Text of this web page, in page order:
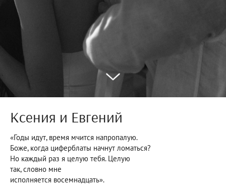
Ксения и Евгений
«Годы идут, время мчится напропалую.
Боже, когда циферблаты начнут ломаться?
Но каждый раз я целую тебя. Целую
так, словно мне
исполняется восемнадцать».